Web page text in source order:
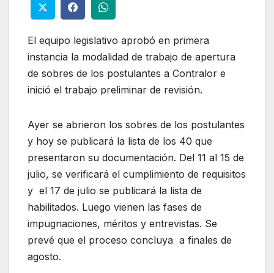
El equipo legislativo aprobó en primera
instancia la modalidad de trabajo de apertura
de sobres de los postulantes a Contralor e
inició el trabajo preliminar de revisión.
Ayer se abrieron los sobres de los postulantes
y hoy se publicará la lista de los 40 que
presentaron su documentación. Del 11 al 15 de
julio, se verificará el cumplimiento de requisitos
y el 17 de julio se publicará la lista de
habilitados. Luego vienen las fases de
impugnaciones, méritos y entrevistas. Se
prevé que el proceso concluya a finales de
agosto.